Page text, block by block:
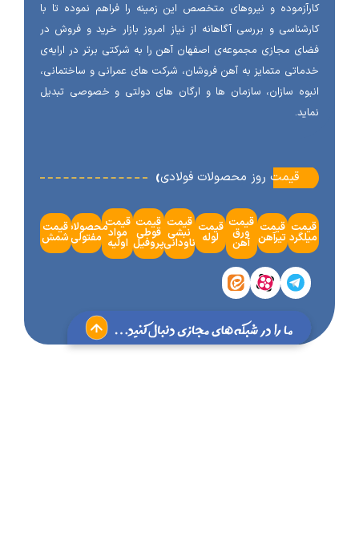
و نیروهای متخصص این زمینه را فراهم نموده تا با
و بررسی آگاهانه از نیاز امروز بازار خرید و فروش در
مجازی مجموعه‌ی اصفهان آهن را به شرکتی برتر در ارایه‌ی
متمایز به آهن فروشان، شرکت های عمرانی و ساختمانی،
سازان، سازمان ها و ارگان های دولتی و خصوصی تبدیل
‹قیمت روز محصولات فولادی
قیمت
تیرآهن
قیمت
ورق
آهن
قیمت
لوله
قیمت
نبشی
ناودانی
قیمت
قوطی
پروفیل
قیمت
مواد
اولیه
محصولات
مفتولی
قیمت
شمش